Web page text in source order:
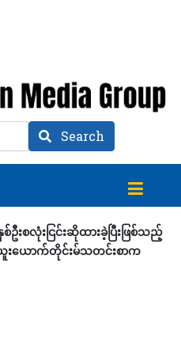
Search
စလုံးငြင်းဆိုထားခဲ့ပြီးဖြစ်သည့်
းယောက်တိုင်းမ်သတင်းစာက